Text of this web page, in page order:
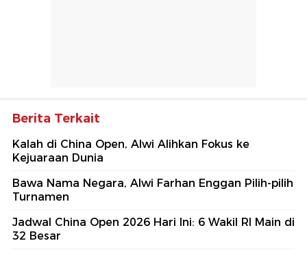
Berita Terkait
Kalah di China Open, Alwi Alihkan Fokus ke
Kejuaraan Dunia
Bawa Nama Negara, Alwi Farhan Enggan Pilih-pilih
Turnamen
Jadwal China Open 2026 Hari Ini: 6 Wakil RI Main di
32 Besar